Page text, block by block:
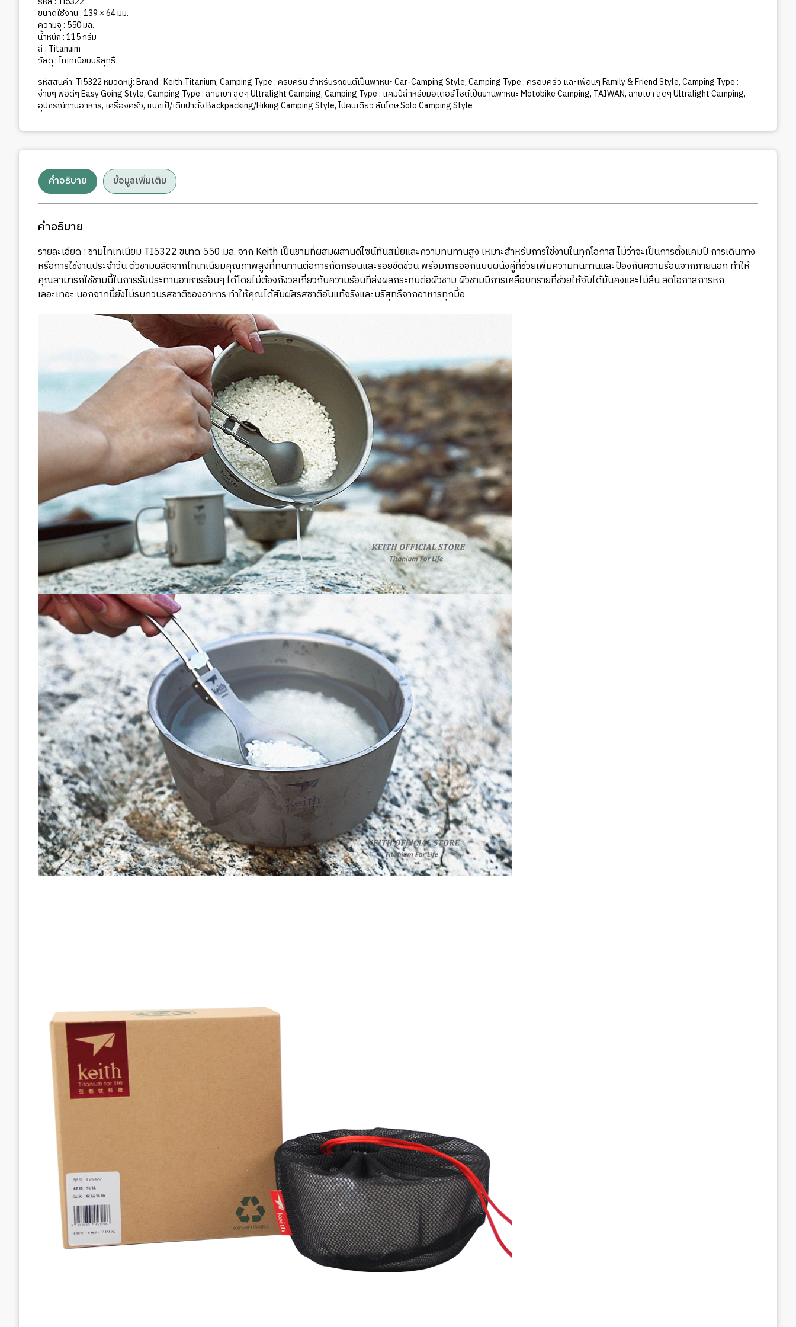
Ti5322
ชิ้น
ขนาดใช้งาน : 139 × 64 มม.
ความจุ : 550 มล.
น้ำหนัก : 115 กรัม
สี : Titanuim
วัสดุ : ไทเทเนียมบริสุทธิ์
รหัสสินค้า: Ti5322หมวดหมู่:Brand : Keith Titanium,Camping Type : ครบครัน สำหรับรถยนต์เป็นพาหนะ Car-Camping Style,Camping Type : ครอบคร้ว และเพื่อนๆ Family & Friend Style,Camping Type :
ง่ายๆ พอดีๆ Easy Going Style,Camping Type : สายเบา สุดๆ Ultralight Camping,Camping Type : แคมป์สำหรับมอเตอร์ไซต์เป็นยานพาหนะ Motobike Camping, TAIWAN,สายเบา สุดๆ Ultralight Camping,
อุปกรณ์ทานอาหาร, เครื่องครัว, แบกเป้/เดินป่าตั้ง Backpacking/Hiking Camping Style,ไปคนเดียว สันโดษ Solo Camping Style
คำอธิบาย ข้อมูลเพิ่มเติม
คำอธิบาย
รายละเอียด : ชามไทเทเนียม TI5322 ขนาด 550 มล. จาก Keith เป็นชามที่ผสมผสานดีไซน์ทันสมัยและความทนทานสูง เหมาะสำหรับการใช้งานในทุกโอกาส ไม่ว่าจะเป็นการตั้งแคมป์ การเดินทาง
หรือการใช้งานประจำวัน ตัวชามผลิตจากไทเทเนียมคุณภาพสูงที่ทนทานต่อการกัดกร่อนและรอยขีดข่วน พร้อมการออกแบบผนังคู่ที่ช่วยเพิ่มความทนทานและป้องกันความร้อนจากภายนอก ทำให้
คุณสามารถใช้ชามนี้ในการรับประทานอาหารร้อนๆ ได้โดยไม่ต้องกังวลเกี่ยวกับความร้อนที่ส่งผลกระทบต่อผิวชาม ผิวชามมีการเคลือบทรายที่ช่วยให้จับได้มั่นคงและไม่ลื่น ลดโอกาสการหก
เลอะเทอะ นอกจากนี้ยังไม่รบกวนรสชาติของอาหาร ทำให้คุณได้สัมผัสรสชาติอันแท้จริงและบริสุทธิ์จากอาหารทุกมื้อ